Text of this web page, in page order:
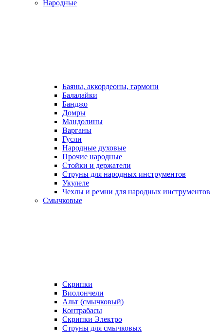
Народные
Баяны, аккордеоны, гармони
Балалайки
Банджо
Домры
Мандолины
Варганы
Гусли
Народные духовые
Прочие народные
Стойки и держатели
Струны для народных инструментов
Укулеле
Чехлы и ремни для народных инструментов
Смычковые
Скрипки
Виолончели
Альт (смычковый)
Контрабасы
Скрипки Электро
Струны для смычковых